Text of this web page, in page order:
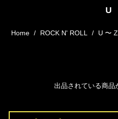
U
Home ROCK N' ROLL U 〜 Z
出品されている商品